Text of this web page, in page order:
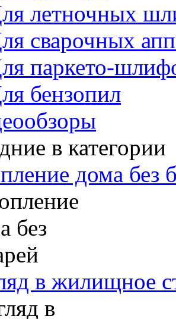
летночных
сварочных
паркето-
бензопил
в категории
дома без
в жилищное